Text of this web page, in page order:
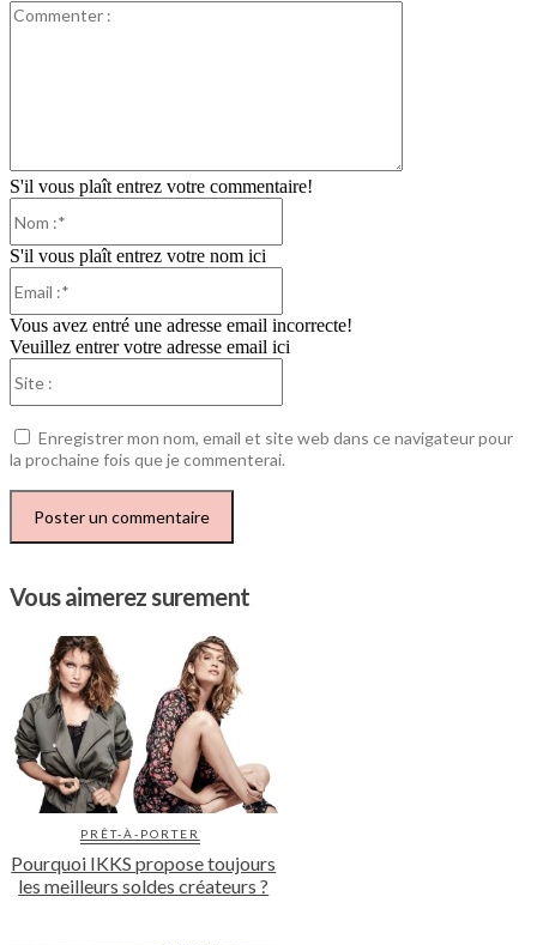
S'il vous plaît entrez votre commentaire!
S'il vous plaît entrez votre nom ici
Vous avez entré une adresse email incorrecte!
Veuillez entrer votre adresse email ici
Enregistrer mon nom, email et site web dans ce navigateur pour
la prochaine fois que je commenterai.
Vous aimerez surement
PRÊT-À-PORTER
Pourquoi IKKS propose toujours
les meilleurs soldes créateurs ?